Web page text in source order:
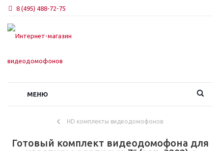
8 (495) 488-72-75
МЕНЮ
HD комплекты видеодомофонов
Готовый комплект видеодомофона для